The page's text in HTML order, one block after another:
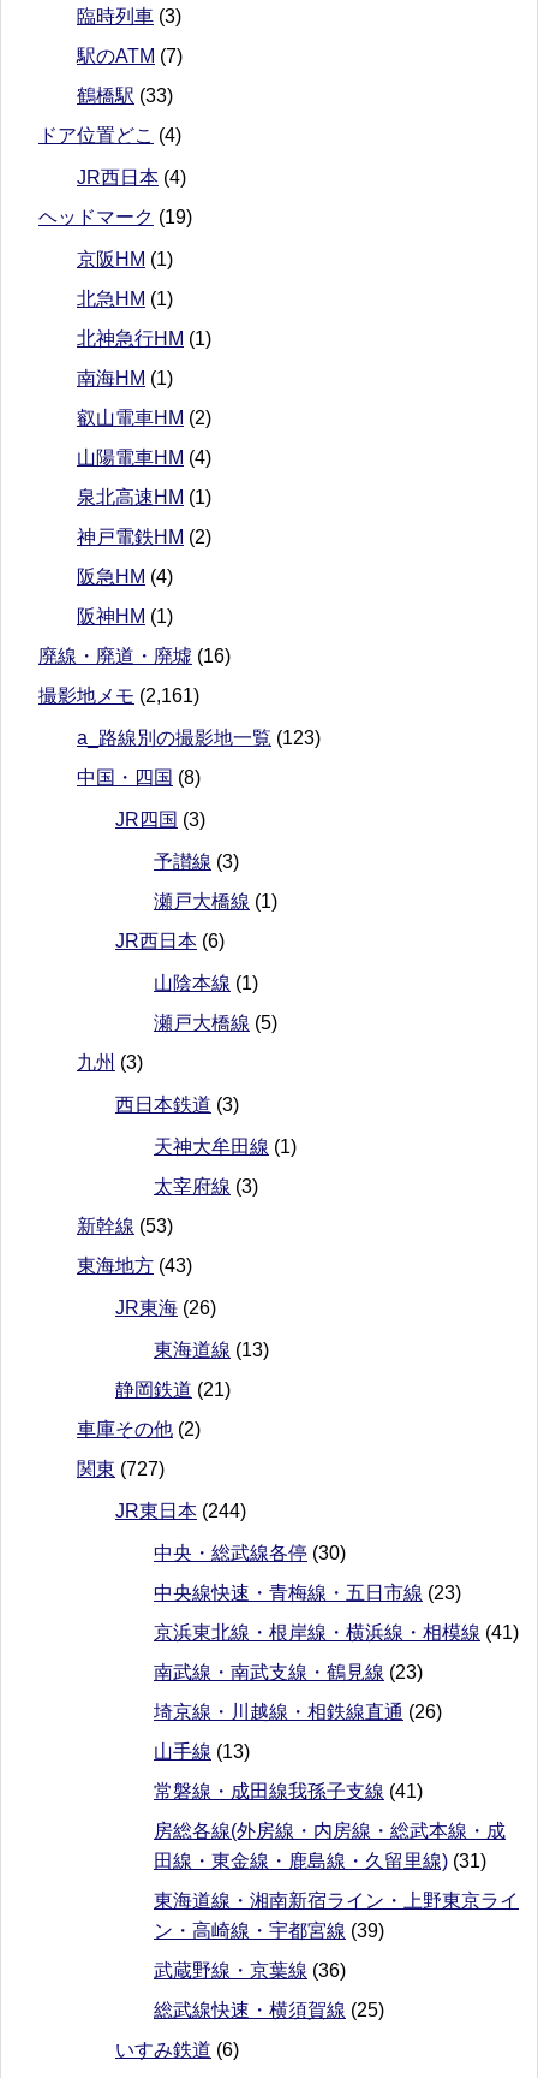
臨時列車 (3)
駅のATM (7)
鶴橋駅 (33)
ドア位置どこ (4)
JR西日本 (4)
ヘッドマーク (19)
京阪HM (1)
北急HM (1)
北神急行HM (1)
南海HM (1)
叡山電車HM (2)
山陽電車HM (4)
泉北高速HM (1)
神戸電鉄HM (2)
阪急HM (4)
阪神HM (1)
廃線・廃道・廃墟 (16)
撮影地メモ (2,161)
a_路線別の撮影地一覧 (123)
中国・四国 (8)
JR四国 (3)
予讃線 (3)
瀬戸大橋線 (1)
JR西日本 (6)
山陰本線 (1)
瀬戸大橋線 (5)
九州 (3)
西日本鉄道 (3)
天神大牟田線 (1)
太宰府線 (3)
新幹線 (53)
東海地方 (43)
JR東海 (26)
東海道線 (13)
静岡鉄道 (21)
車庫その他 (2)
関東 (727)
JR東日本 (244)
中央・総武線各停 (30)
中央線快速・青梅線・五日市線 (23)
京浜東北線・根岸線・横浜線・相模線 (41)
南武線・南武支線・鶴見線 (23)
埼京線・川越線・相鉄線直通 (26)
山手線 (13)
常磐線・成田線我孫子支線 (41)
房総各線(外房線・内房線・総武本線・成
田線・東金線・鹿島線・久留里線) (31)
東海道線・湘南新宿ライン・上野東京ライ
ン・高崎線・宇都宮線 (39)
武蔵野線・京葉線 (36)
総武線快速・横須賀線 (25)
いすみ鉄道 (6)